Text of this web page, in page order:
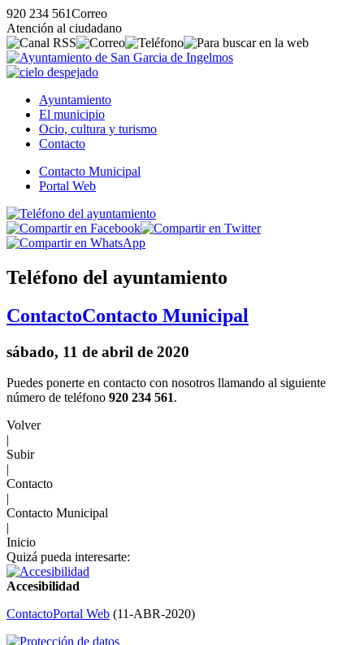
920 234 561Correo
Atención al ciudadano
Ayuntamiento
El municipio
Ocio, cultura y turismo
Contacto
Contacto Municipal
Portal Web
Teléfono del ayuntamiento
ContactoContacto Municipal
sábado, 11 de abril de 2020
Puedes ponerte en contacto con nosotros llamando al siguiente
número de teléfono 920 234 561.
Volver
|
Subir
|
Contacto
|
Contacto Municipal
|
Inicio
Quizá pueda interesarte:
Accesibilidad
ContactoPortal Web (11-ABR-2020)